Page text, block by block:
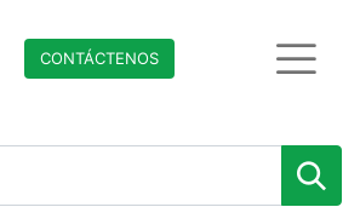
CONTÁCTENO​​​​S